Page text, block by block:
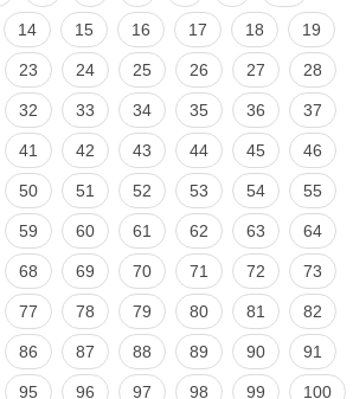
14 15 16 17 18 19
23 24 25 26 27 28
32 33 34 35 36 37
41 42 43 44 45 46
50 51 52 53 54 55
59 60 61 62 63 64
68 69 70 71 72 73
77 78 79 80 81 82
86 87 88 89 90 91
95 96 97 98 99 100